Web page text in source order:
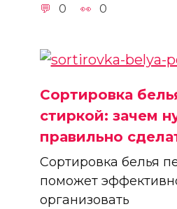
0 0
Сортировка
стиркой: зачем
правильно
Сортировка белья
поможет
организовать